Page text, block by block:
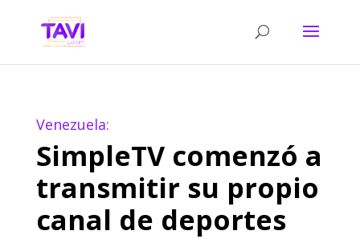
Venezuela:
SimpleTV comenzó a
transmitir su propio
canal de deportes